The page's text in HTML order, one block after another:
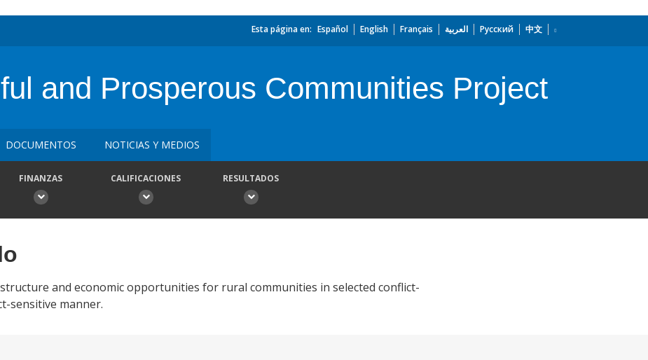
Esta página en: Español English Français العربية Русский 中文
and Prosperous Communities Project
DOCUMENTOS NOTICIAS Y MEDIOS
FINANZAS CALIFICACIONES RESULTADOS
and economic opportunities for rural communities in selected conflict-
sensitive manner.